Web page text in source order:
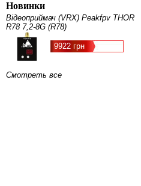
Новинки
Відеоприймач (VRX) Peakfpv THOR
R78 7,2-8G (R78)
9922 грн
Смотреть все